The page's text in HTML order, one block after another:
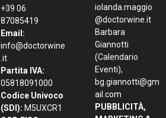
+39 06
87085419
Email:
info@doctorwine
.it
Partita IVA:
05818091000
Codice Univoco
(SDI): M5UXCR1
iolanda.maggio
@doctorwine.it
Barbara
Giannotti
(Calendario
Eventi),
bg.giannotti@gm
ail.com
PUBBLICITÀ,